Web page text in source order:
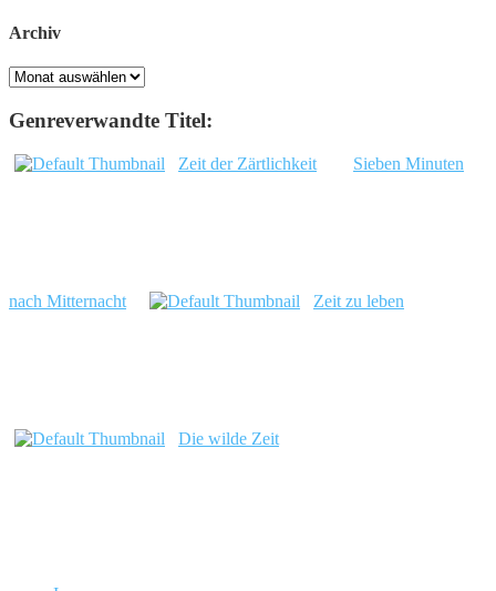
Archiv
Archiv
Genreverwandte Titel:
Zeit der Zärtlichkeit Sieben Minuten
nach Mitternacht Zeit zu leben
Die wilde Zeit